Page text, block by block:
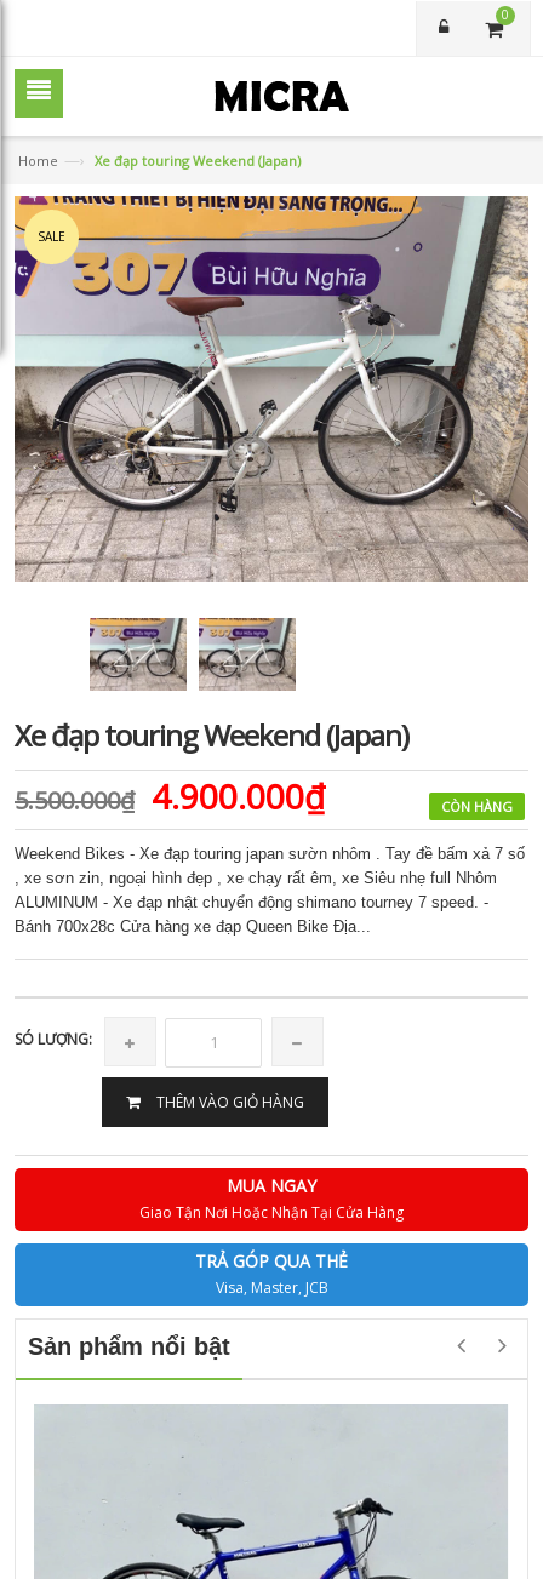
0
Home —› Xe đạp touring Weekend (Japan)
SALE
Xe đạp touring Weekend (Japan)
CÒN HÀNG
5.500.000₫ 4.900.000₫
Weekend Bikes - Xe đạp touring japan sườn nhôm . Tay đề bấm xả 7 số
, xe sơn zin, ngoại hình đẹp , xe chạy rất êm, xe Siêu nhẹ full Nhôm
ALUMINUM - Xe đạp nhật chuyển động shimano tourney 7 speed. -
Bánh 700x28c Cửa hàng xe đạp Queen Bike Địa...
SÓ LƯỢNG:
THÊM VÀO GIỎ HÀNG
MUA NGAY
Giao Tận Nơi Hoặc Nhận Tại Cửa Hàng
TRẢ GÓP QUA THẺ
Visa, Master, JCB
Sản phẩm nổi bật